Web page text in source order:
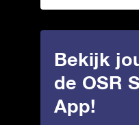
Bekijk
de OSR
App!